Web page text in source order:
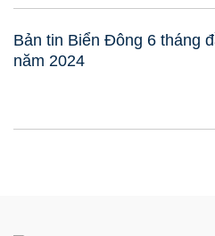
Bản tin Biển Đông 6 tháng
năm 2024